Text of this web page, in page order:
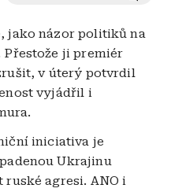
jako názor politiků na
ji premiér
v úterý potvrdil
vyjádřil i
iniciativa je
Ukrajinu
agresi. ANO i